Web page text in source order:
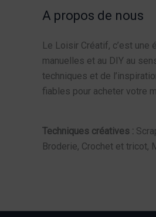
A propos de nous
Le Loisir Créatif, c’est
manuelles et au DIY au
techniques et de
fiables pour acheter votre
Techniques créatives :
Broderie, Crochet et tricot,